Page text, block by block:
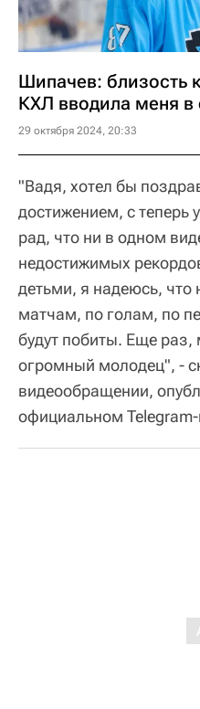
Шипачев: близость
КХЛ вводила меня в
29 октября 2024, 20:33
"Вадя, хотел бы
достижением, с теперь
рад, что ни в одном
недостижимых
детьми, я надеюсь,
матчам, по голам, по
будут побиты. Еще
огромный молодец", -
видеообращении,
официальном